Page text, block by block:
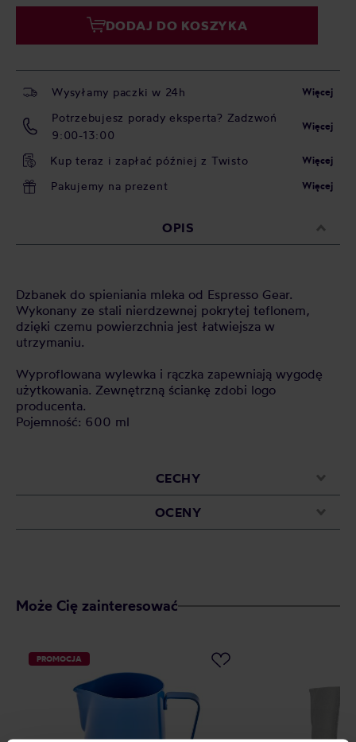
DODAJ DO KOSZYKA
Wysyłamy paczki w 24h Więcej
Potrzebujesz porady eksperta? Zadzwoń
9:00-13:00
Więcej
Kup teraz i zapłać później z Twisto Więcej
Pakujemy na prezent Więcej
OPIS
Dzbanek do spieniania mleka od Espresso Gear.
Wykonany ze stali nierdzewnej pokrytej teflonem,
dzięki czemu powierzchnia jest łatwiejsza w
utrzymaniu.
Wyproflowana wylewka i rączka zapewniają wygodę
użytkowania. Zewnętrzną ściankę zdobi logo
producenta.
Pojemność: 600 ml
CECHY
OCENY
Może Cię zainteresować
PROMOCJA